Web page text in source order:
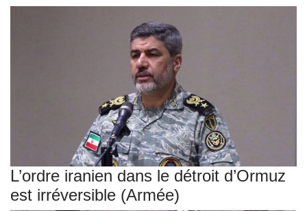
L’ordre iranien dans le détroit d’Ormuz
est irréversible (Armée)